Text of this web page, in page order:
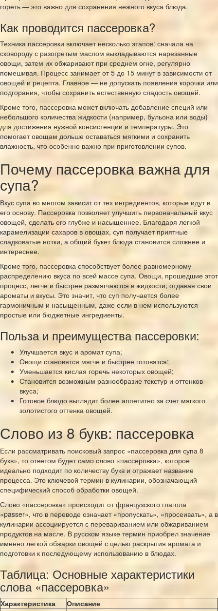
гореть — это важно для сохранения нежного вкуса блюда.
Как проводится пассеровка?
Техника пассеровки включает несколько этапов: сначала на
сковороду с разогретым маслом выкладываются нарезанные
овощи, затем их обжаривают при среднем огне, регулярно
помешивая. Процесс занимает от 5 до 15 минут в зависимости от
овощей и рецепта. Главное — не допускать появления корочки или
подгорания, чтобы сохранить естественную сладость овощей.
Кроме того, пассеровка может включать добавление специй или
небольшого количества жидкости (например, бульона или воды)
для достижения нужной консистенции и температуры. Это
помогает овощам дольше оставаться мягкими и сохранить
влажность, что особенно важно при приготовлении супов.
Почему пассеровка важна для
супа?
Вкус супа во многом зависит от тех ингредиентов, которые идут в
его основу. Пассеровка позволяет улучшить первоначальный вкус
овощей, сделать его глубже и насыщеннее. Благодаря легкой
карамелизации сахаров в овощах, суп получает приятные
сладковатые нотки, а общий букет блюда становится сложнее и
интереснее.
Кроме того, пассеровка способствует более равномерному
распределению вкуса по всей массе супа. Овощи, прошедшие этот
процесс, легче и быстрее размягчаются в жидкости, отдавая свои
ароматы и вкусы. Это значит, что суп получается более
гармоничным и насыщенным, даже если в нем используются
простые или бюджетные ингредиенты.
Польза и преимущества пассеровки:
Улучшается вкус и аромат супа;
Овощи становятся мягче и быстрее готовятся;
Уменьшается кислая горечь некоторых овощей;
Становится возможным разнообразие текстур и оттенков
вкуса;
Готовое блюдо выглядит более аппетитно за счет мягкого
золотистого оттенка овощей.
Слово из 8 букв: пассеровка
Если рассматривать поисковый запрос «пассеровка для супа 8
букв», то ответом будет само слово «пассеровка», которое
идеально подходит по количеству букв и отражает название
процесса. Это ключевой термин в кулинарии, обозначающий
специфический способ обработки овощей.
Слово «пассеровка» происходит от французского глагола
«passer», что в переводе означает «пропускать», «просеивать», а в
кулинарии ассоциируется с перевариванием или обжариванием
продуктов на масле. В русском языке термин приобрел значение
именно легкой обжарки овощей с целью раскрытия аромата и
подготовки к последующему использованию в блюдах.
Таблица: Основные характеристики
слова «пассеровка»
Характеристика
Описание